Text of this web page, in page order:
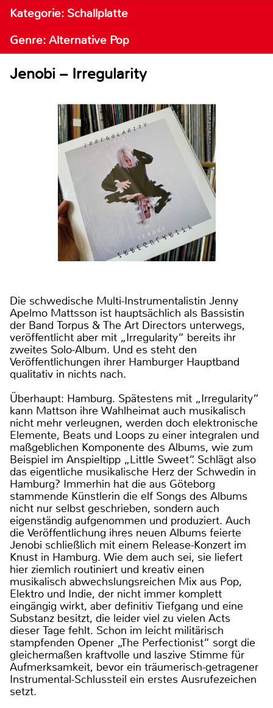
Kategorie: Schallplatte
Genre: Alternative Pop
Jenobi – Irregularity
Die schwedische Multi-Instrumentalistin Jenny
Apelmo Mattsson ist hauptsächlich als Bassistin
der Band Torpus & The Art Directors unterwegs,
veröffentlicht aber mit „Irregularity“ bereits ihr
zweites Solo-Album. Und es steht den
Veröffentlichungen ihrer Hamburger Hauptband
qualitativ in nichts nach.
Überhaupt: Hamburg. Spätestens mit „Irregularity“
kann Mattson ihre Wahlheimat auch musikalisch
nicht mehr verleugnen, werden doch elektronische
Elemente, Beats und Loops zu einer integralen und
maßgeblichen Komponente des Albums, wie zum
Beispiel im Anspieltipp „Little Sweet“. Schlägt also
das eigentliche musikalische Herz der Schwedin in
Hamburg? Immerhin hat die aus Göteborg
stammende Künstlerin die elf Songs des Albums
nicht nur selbst geschrieben, sondern auch
eigenständig aufgenommen und produziert. Auch
die Veröffentlichung ihres neuen Albums feierte
Jenobi schließlich mit einem Release-Konzert im
Knust in Hamburg. Wie dem auch sei, sie liefert
hier ziemlich routiniert und kreativ einen
musikalisch abwechslungsreichen Mix aus Pop,
Elektro und Indie, der nicht immer komplett
eingängig wirkt, aber definitiv Tiefgang und eine
Substanz besitzt, die leider viel zu vielen Acts
dieser Tage fehlt. Schon im leicht militärisch
stampfenden Opener „The Perfectionist“ sorgt die
gleichermaßen kraftvolle und laszive Stimme für
Aufmerksamkeit, bevor ein träumerisch-getragener
Instrumental-Schlussteil ein erstes Ausrufezeichen
setzt.